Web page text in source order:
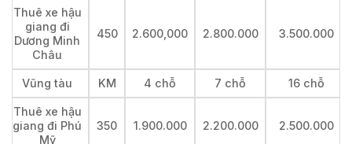
Thuê xe hậu
giang đi
Dương Minh
Châu
450 2.600,000 2.800.000 3.500.000
Vũng tàu KM 4 chỗ 7 chỗ 16 chỗ
Thuê xe hậu
giang đi Phú
Mỹ
350 1.900.000 2.200.000 2.500.000